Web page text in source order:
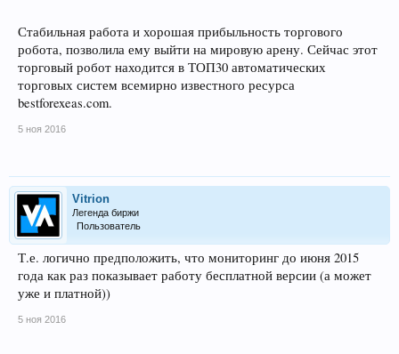
Стабильная работа и хорошая прибыльность торгового
робота, позволила ему выйти на мировую арену. Сейчас этот
торговый робот находится в ТОП30 автоматических
торговых систем всемирно известного ресурса
bestforexeas.com.
5 ноя 2016
Vitrion
Легенда биржи
Пользователь
Т.е. логично предположить, что мониторинг до июня 2015
года как раз показывает работу бесплатной версии (а может
уже и платной))
5 ноя 2016